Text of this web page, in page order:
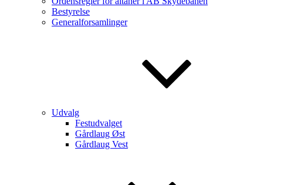
Bestyrelse
Generalforsamlinger
Udvalg
Festudvalget
Gårdlaug Øst
Gårdlaug Vest